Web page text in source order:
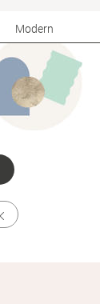
Modern